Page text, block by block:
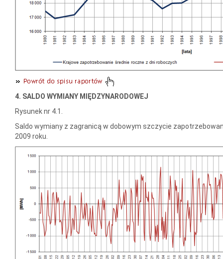
4. SALDO WYMIANY MIĘDZYNARODOWEJ
Rysunek nr 4.1.
Saldo wymiany z zagranicą w dobowym szczycie
2009 roku.